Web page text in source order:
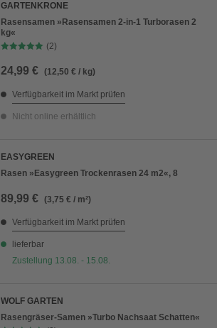
GARTENKRONE
Rasensamen »Rasensamen 2-in-1 Turborasen 2
kg«
(2)
24,99 € (12,50 € / kg)
Verfügbarkeit im Markt prüfen
Nicht online erhältlich
EASYGREEN
Rasen »Easygreen Trockenrasen 24 m2«, 8
89,99 € (3,75 € / m²)
Verfügbarkeit im Markt prüfen
lieferbar
Zustellung 13.08. - 15.08.
WOLF GARTEN
Rasengräser-Samen »Turbo Nachsaat Schatten«